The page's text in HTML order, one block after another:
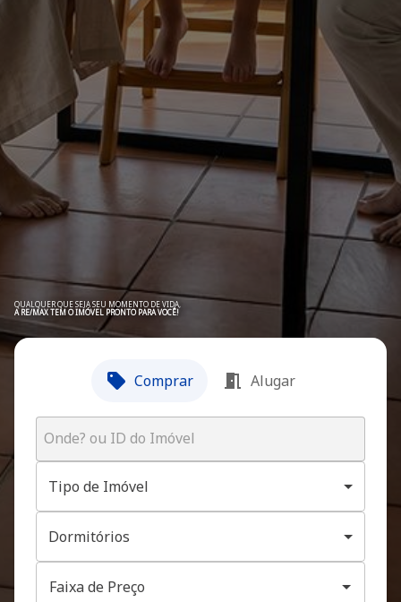
QUALQUER QUE SEJA SEU MOMENTO DE VIDA,
A RE/MAX TEM O IMÓVEL PRONTO PARA VOCÊ!
Comprar Alugar
Tipo de Imóvel
Dormitórios
Faixa de Preço